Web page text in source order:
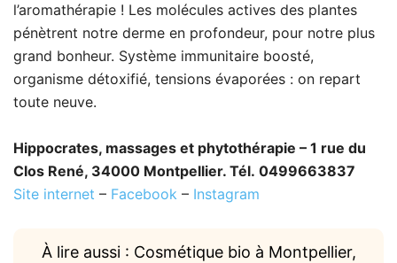
l’aromathérapie ! Les molécules actives des plantes
pénètrent notre derme en profondeur, pour notre plus
grand bonheur. Système immunitaire boosté,
organisme détoxifié, tensions évaporées : on repart
toute neuve.
Hippocrates, massages et phytothérapie – 1 rue du
Clos René, 34000 Montpellier. Tél. 0499663837
Site internet – Facebook – Instagram
À lire aussi : Cosmétique bio à Montpellier,